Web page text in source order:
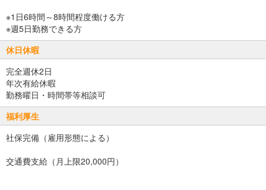
※1日6時間～8時間程度働ける方
※週5日勤務できる方
休日休暇
完全週休2日
年次有給休暇
勤務曜日・時間帯等相談可
福利厚生
社保完備（雇用形態による）
交通費支給（月上限20,000円）